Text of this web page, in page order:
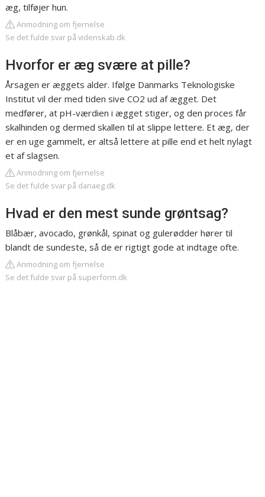
æg, tilføjer hun.
Anmodning om fjernelse
Se det fulde svar på videnskab.dk
Hvorfor er æg svære at pille?
Årsagen er æggets alder. Ifølge Danmarks Teknologiske
Institut vil der med tiden sive CO2 ud af ægget. Det
medfører, at pH-værdien i ægget stiger, og den proces får
skalhinden og dermed skallen til at slippe lettere. Et æg, der
er en uge gammelt, er altså lettere at pille end et helt nylagt
et af slagsen.
Anmodning om fjernelse
Se det fulde svar på danaeg.dk
Hvad er den mest sunde grøntsag?
Blåbær, avocado, grønkål, spinat og gulerødder hører til
blandt de sundeste, så de er rigtigt gode at indtage ofte.
Anmodning om fjernelse
Se det fulde svar på superform.dk